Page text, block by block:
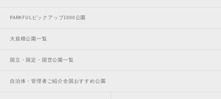
PARKFULピックアップ1000公園
大規模公園一覧
国立・国定・国営公園一覧
自治体・管理者ご紹介全国おすすめ公園